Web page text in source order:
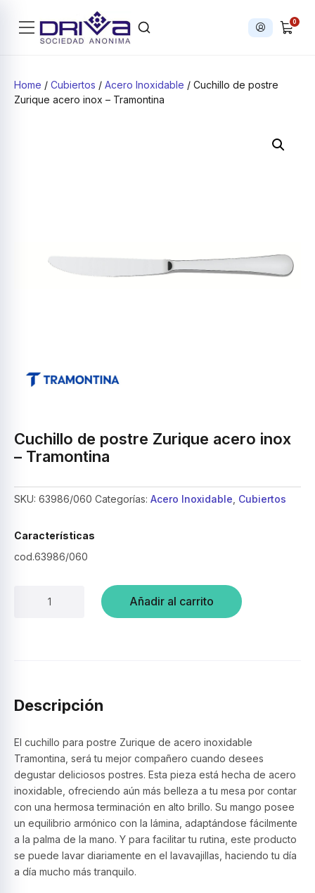
Iniciar
0
Home / Cubiertos / Acero Inoxidable / Cuchillo de postre
Zurique acero inox – Tramontina
Cuchillo de postre Zurique acero inox
– Tramontina
SKU: 63986/060 Categorías: Acero Inoxidable Cubiertos
Características
cod.63986/060
cantidad
Añadir al carrito
Descripción
El cuchillo para postre Zurique de acero inoxidable
Tramontina, será tu mejor compañero cuando desees
degustar deliciosos postres. Esta pieza está hecha de acero
inoxidable, ofreciendo aún más belleza a tu mesa por contar
con una hermosa terminación en alto brillo. Su mango posee
un equilibrio armónico con la lámina, adaptándose fácilmente
a la palma de la mano. Y para facilitar tu rutina, este producto
se puede lavar diariamente en el lavavajillas, haciendo tu día
a día mucho más tranquilo.